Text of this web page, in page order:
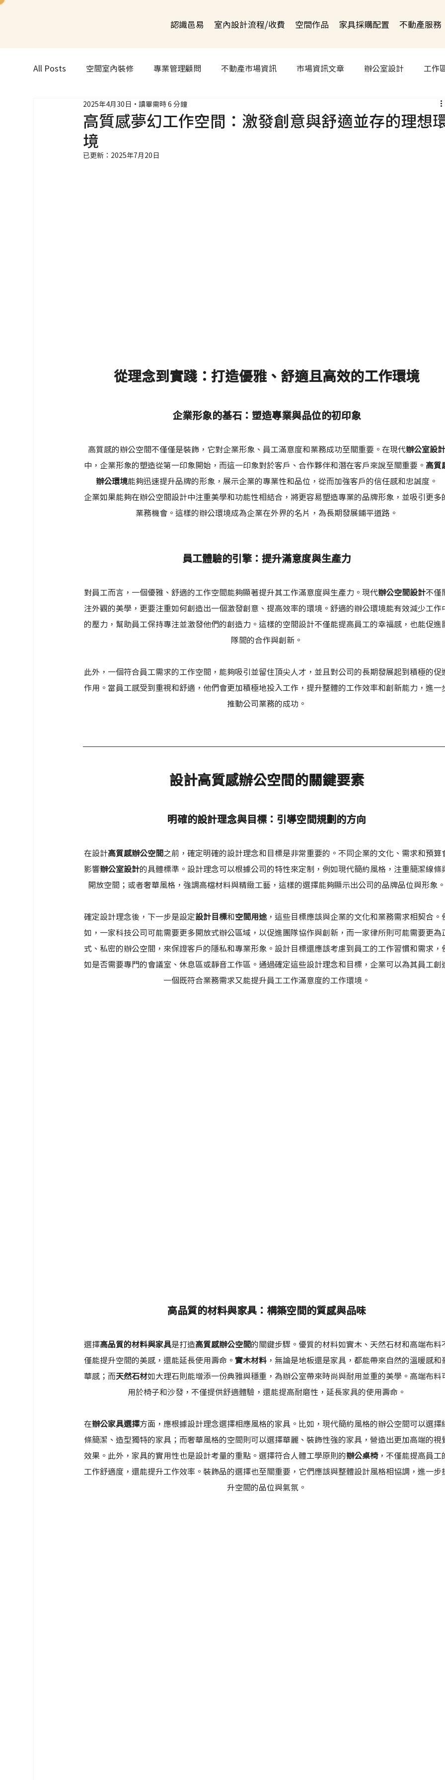
認識邑易 室內設計流程/收費 空間作品 家具採購配置 不動產服務
All Posts 空間室內裝修 專業管理顧問 不動產市場資訊 市場資訊文章 辦公室設計 工作
高質感夢幻工作空間：激發創意與舒適並存的理想
境
2025年4月30日 讀畢需時 6 分鐘
已更新： 2025年7月20日
從理念到實踐：打造優雅、舒適且高效的工作環境
企業形象的基石：塑造專業與品位的初印象
高質感的辦公空間不僅僅是裝飾，它對企業形象、員工滿意度和業務成功至關重要。在現代辦公室設計
中，企業形象的塑造從第一印象開始，而這一印象對於客戶、合作夥伴和潛在客戶來說至關重要。 高質
辦公環境能夠迅速提升品牌的形象，展示企業的專業性和品位，從而加強客戶的信任感和忠誠度。
企業如果能夠在辦公空間設計中注重美學和功能性相結合，將更容易塑造專業的品牌形象，並吸引更多
業務機會。這樣的辦公環境成為企業在外界的名片，為長期發展鋪平道路。
員工體驗的引擎：提升滿意度與生產力
對員工而言，一個優雅、舒適的工作空間能夠顯著提升其工作滿意度與生產力。現代辦公空間設計不僅
注外觀的美學，更要注重如何創造出一個激發創意、提高效率的環境。舒適的辦公環境能有效減少工作
的壓力，幫助員工保持專注並激發他們的創造力。這樣的空間設計不僅能提高員工的幸福感，也能促進
隊間的合作與創新。
此外，一個符合員工需求的工作空間，能夠吸引並留住頂尖人才，並且對公司的長期發展起到積極的促
作用。當員工感受到重視和舒適，他們會更加積極地投入工作，提升整體的工作效率和創新能力，進一
推動公司業務的成功。
設計高質感辦公空間的關鍵要素
明確的設計理念與目標：引導空間規劃的方向
在設計高質感辦公空間之前，確定明確的設計理念和目標是非常重要的。不同企業的文化、需求和預算
影響辦公室設計的具體標準。設計理念可以根據公司的特性來定制，例如現代簡約風格，注重簡潔線條
開放空間；或者奢華風格，強調高檔材料與精緻工藝，這樣的選擇能夠顯示出公司的品牌品位與形象。
確定設計理念後，下一步是設定設計目標和空間用途，這些目標應該與企業的文化和業務需求相契合。
如，一家科技公司可能需要更多開放式辦公區域，以促進團隊協作與創新，而一家律所則可能需要更為
式、私密的辦公空間，來保證客戶的隱私和專業形象。設計目標還應該考慮到員工的工作習慣和需求，
如是否需要專門的會議室、休息區或靜音工作區。通過確定這些設計理念和目標，企業可以為其員工創
一個既符合業務需求又能提升員工工作滿意度的工作環境。
高品質的材料與家具：構築空間的質感與品味
選擇高品質的材料與家具是打造高質感辦公空間的關鍵步驟。優質的材料如實木、天然石材和高端布料
僅能提升空間的美感，還能延長使用壽命。實木材料 ，無論是地板還是家具，都能帶來自然的溫暖感和
華感；而天然石材如大理石則能增添一份典雅與穩重，為辦公室帶來時尚與耐用並重的美學。高端布料
用於椅子和沙發，不僅提供舒適體驗，還能提高耐磨性，延長家具的使用壽命。
在辦公家具選擇方面，應根據設計理念選擇相應風格的家具。比如，現代簡約風格的辦公空間可以選擇
條簡潔、造型獨特的家具；而奢華風格的空間則可以選擇華麗、裝飾性強的家具，營造出更加高端的視
效果。此外，家具的實用性也是設計考量的重點。選擇符合人體工學原則的辦公桌椅，不僅能提高員工
工作舒適度，還能提升工作效率。裝飾品的選擇也至關重要，它們應該與整體設計風格相協調，進一步
升空間的品位與氣氛。